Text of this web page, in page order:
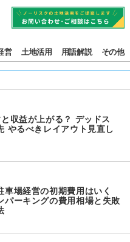
営 土地活用 用語解説 その他
収益が上がる？ デッドス
やるべきレイアウト見直し
車場経営の初期費用はいく
パーキングの費用相場と失敗